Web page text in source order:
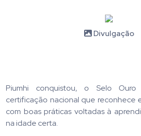
Divulgação
Piumhi conquistou, o Selo Ouro
certificação nacional que reconhece
com boas práticas voltadas à
na idade certa.